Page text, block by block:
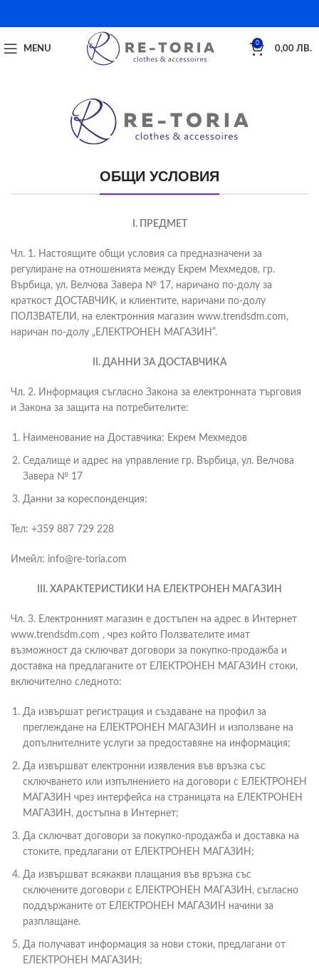
MENU
0
0,00 ЛВ.
ОБЩИ УСЛОВИЯ
I. ПРЕДМЕТ
Чл. 1. Настоящите общи условия са предназначени за
регулиране на отношенията между Екрем Мехмедов, гр.
Върбица, ул. Велчова Завера № 17, наричано по-долу за
краткост ДОСТАВЧИК, и клиентите, наричани по-долу
ПОЛЗВАТЕЛИ, на електронния магазин www.trendsdm.com,
наричан по-долу „ЕЛЕКТРОНЕН МАГАЗИН”.
ІІ. ДАННИ ЗА ДОСТАВЧИКА
Чл. 2. Информация съгласно Закона за електронната търговия
и Закона за защита на потребителите:
Наименование на Доставчика: Екрем Мехмедов
Седалище и адрес на управление гр. Върбица, ул. Велчова
Завера № 17
Данни за кореспонденция:
Тел: +359 887 729 228
Имейл: info@re-toria.com
III. ХАРАКТЕРИСТИКИ НА ЕЛЕКТРОНЕН МАГАЗИН
Чл. 3. Електронният магазин е достъпен на адрес в Интернет
www.trendsdm.com , чрез който Ползвателите имат
възможност да сключват договори за покупко-продажба и
доставка на предлаганите от ЕЛЕКТРОНЕН МАГАЗИН стоки,
включително следното:
Да извършат регистрация и създаване на профил за
преглеждане на ЕЛЕКТРОНЕН МАГАЗИН и използване на
допълнителните услуги за предоставяне на информация;
Да извършват електронни изявления във връзка със
сключването или изпълнението на договори с ЕЛЕКТРОНЕН
МАГАЗИН чрез интерфейса на страницата на ЕЛЕКТРОНЕН
МАГАЗИН, достъпна в Интернет;
Да сключват договори за покупко-продажба и доставка на
стоките, предлагани от ЕЛЕКТРОНЕН МАГАЗИН;
Да извършват всякакви плащания във връзка със
сключените договори с ЕЛЕКТРОНЕН МАГАЗИН, съгласно
поддържаните от ЕЛЕКТРОНЕН МАГАЗИН начини за
разплащане.
Да получават информация за нови стоки, предлагани от
ЕЛЕКТРОНЕН МАГАЗИН;